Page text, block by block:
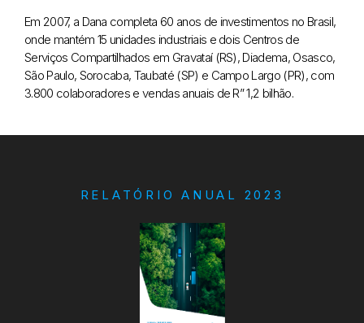
Em 2007, a Dana completa 60 anos de investimentos no Brasil,
onde mantém 15 unidades industriais e dois Centros de
Serviços Compartilhados em Gravataí (RS), Diadema, Osasco,
São Paulo, Sorocaba, Taubaté (SP) e Campo Largo (PR), com
3.800 colaboradores e vendas anuais de R” 1,2 bilhão.
RELATÓRIO ANUAL 2023